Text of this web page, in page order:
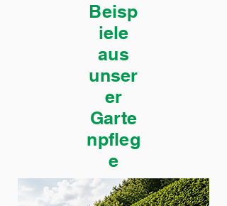
Beisp
iele
aus
unser
er
Garte
npfleg
e